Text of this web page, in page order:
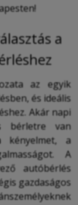
a
az egyik
és ideális
Akár napi
bérletre van
kényelmet, a
A
autóbérlés
gazdaságos